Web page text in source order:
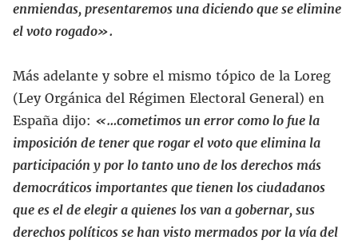
enmiendas, presentaremos una diciendo que se elimine
el voto rogado».
Más adelante y sobre el mismo tópico de la Loreg
(Ley Orgánica del Régimen Electoral General) en
España dijo: «…cometimos un error como lo fue la
imposición de tener que rogar el voto que elimina la
participación y por lo tanto uno de los derechos más
democráticos importantes que tienen los ciudadanos
que es el de elegir a quienes los van a gobernar, sus
derechos políticos se han visto mermados por la vía del